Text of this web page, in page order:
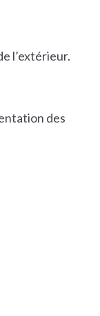
l’extérieur.
des